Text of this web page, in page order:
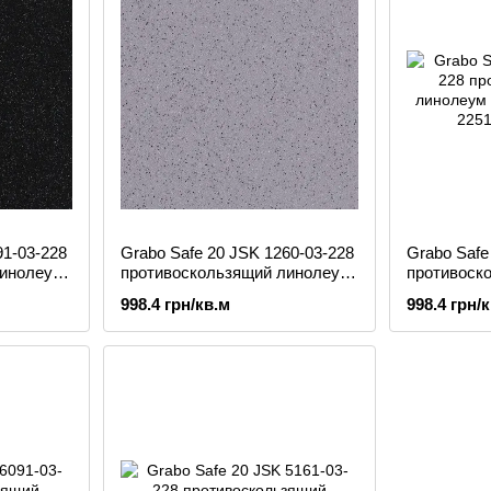
03-228
Grabo Safe 20 JSK 1260-03-228
противоскользящий линолеум
998.4 грн/кв.м
Grabo
998.4 грн/